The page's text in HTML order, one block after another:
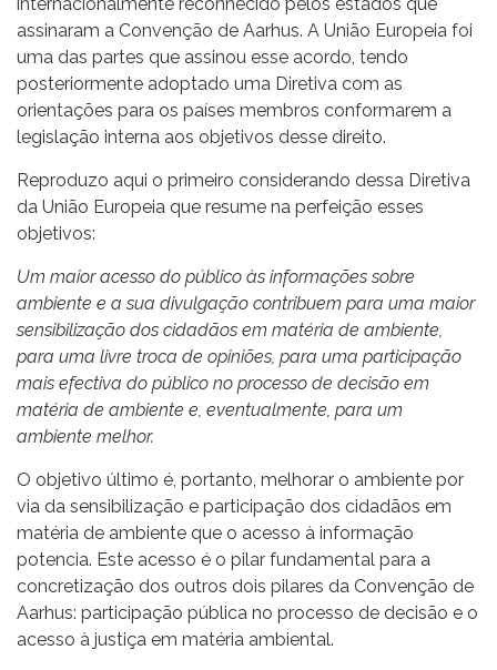
assinaram a Convenção de Aarhus. A União Europeia foi
uma das partes que assinou esse acordo, tendo
posteriormente adoptado uma Diretiva com as
orientações para os países membros conformarem a
legislação interna aos objetivos desse direito.
Reproduzo aqui o primeiro considerando dessa Diretiva
da União Europeia que resume na perfeição esses
objetivos:
Um maior acesso do público às informações sobre
ambiente e a sua divulgação contribuem para uma maior
sensibilização dos cidadãos em matéria de ambiente,
para uma livre troca de opiniões, para uma participação
mais efectiva do público no processo de decisão em
matéria de ambiente e, eventualmente, para um
ambiente melhor.
O objetivo último é, portanto, melhorar o ambiente por
via da sensibilização e participação dos cidadãos em
matéria de ambiente que o acesso à informação
potencia. Este acesso é o pilar fundamental para a
concretização dos outros dois pilares da Convenção de
Aarhus: participação pública no processo de decisão e o
acesso à justiça em matéria ambiental.